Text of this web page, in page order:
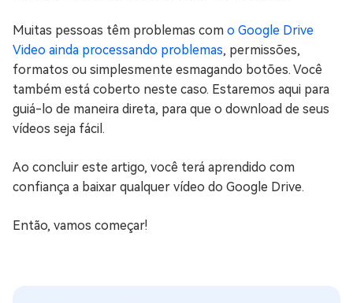
Muitas pessoas têm problemas com o Google Drive
Video ainda processando problemas, permissões,
formatos ou simplesmente esmagando botões. Você
também está coberto neste caso. Estaremos aqui para
guiá-lo de maneira direta, para que o download de seus
vídeos seja fácil.
Ao concluir este artigo, você terá aprendido com
confiança a baixar qualquer vídeo do Google Drive.
Então, vamos começar!